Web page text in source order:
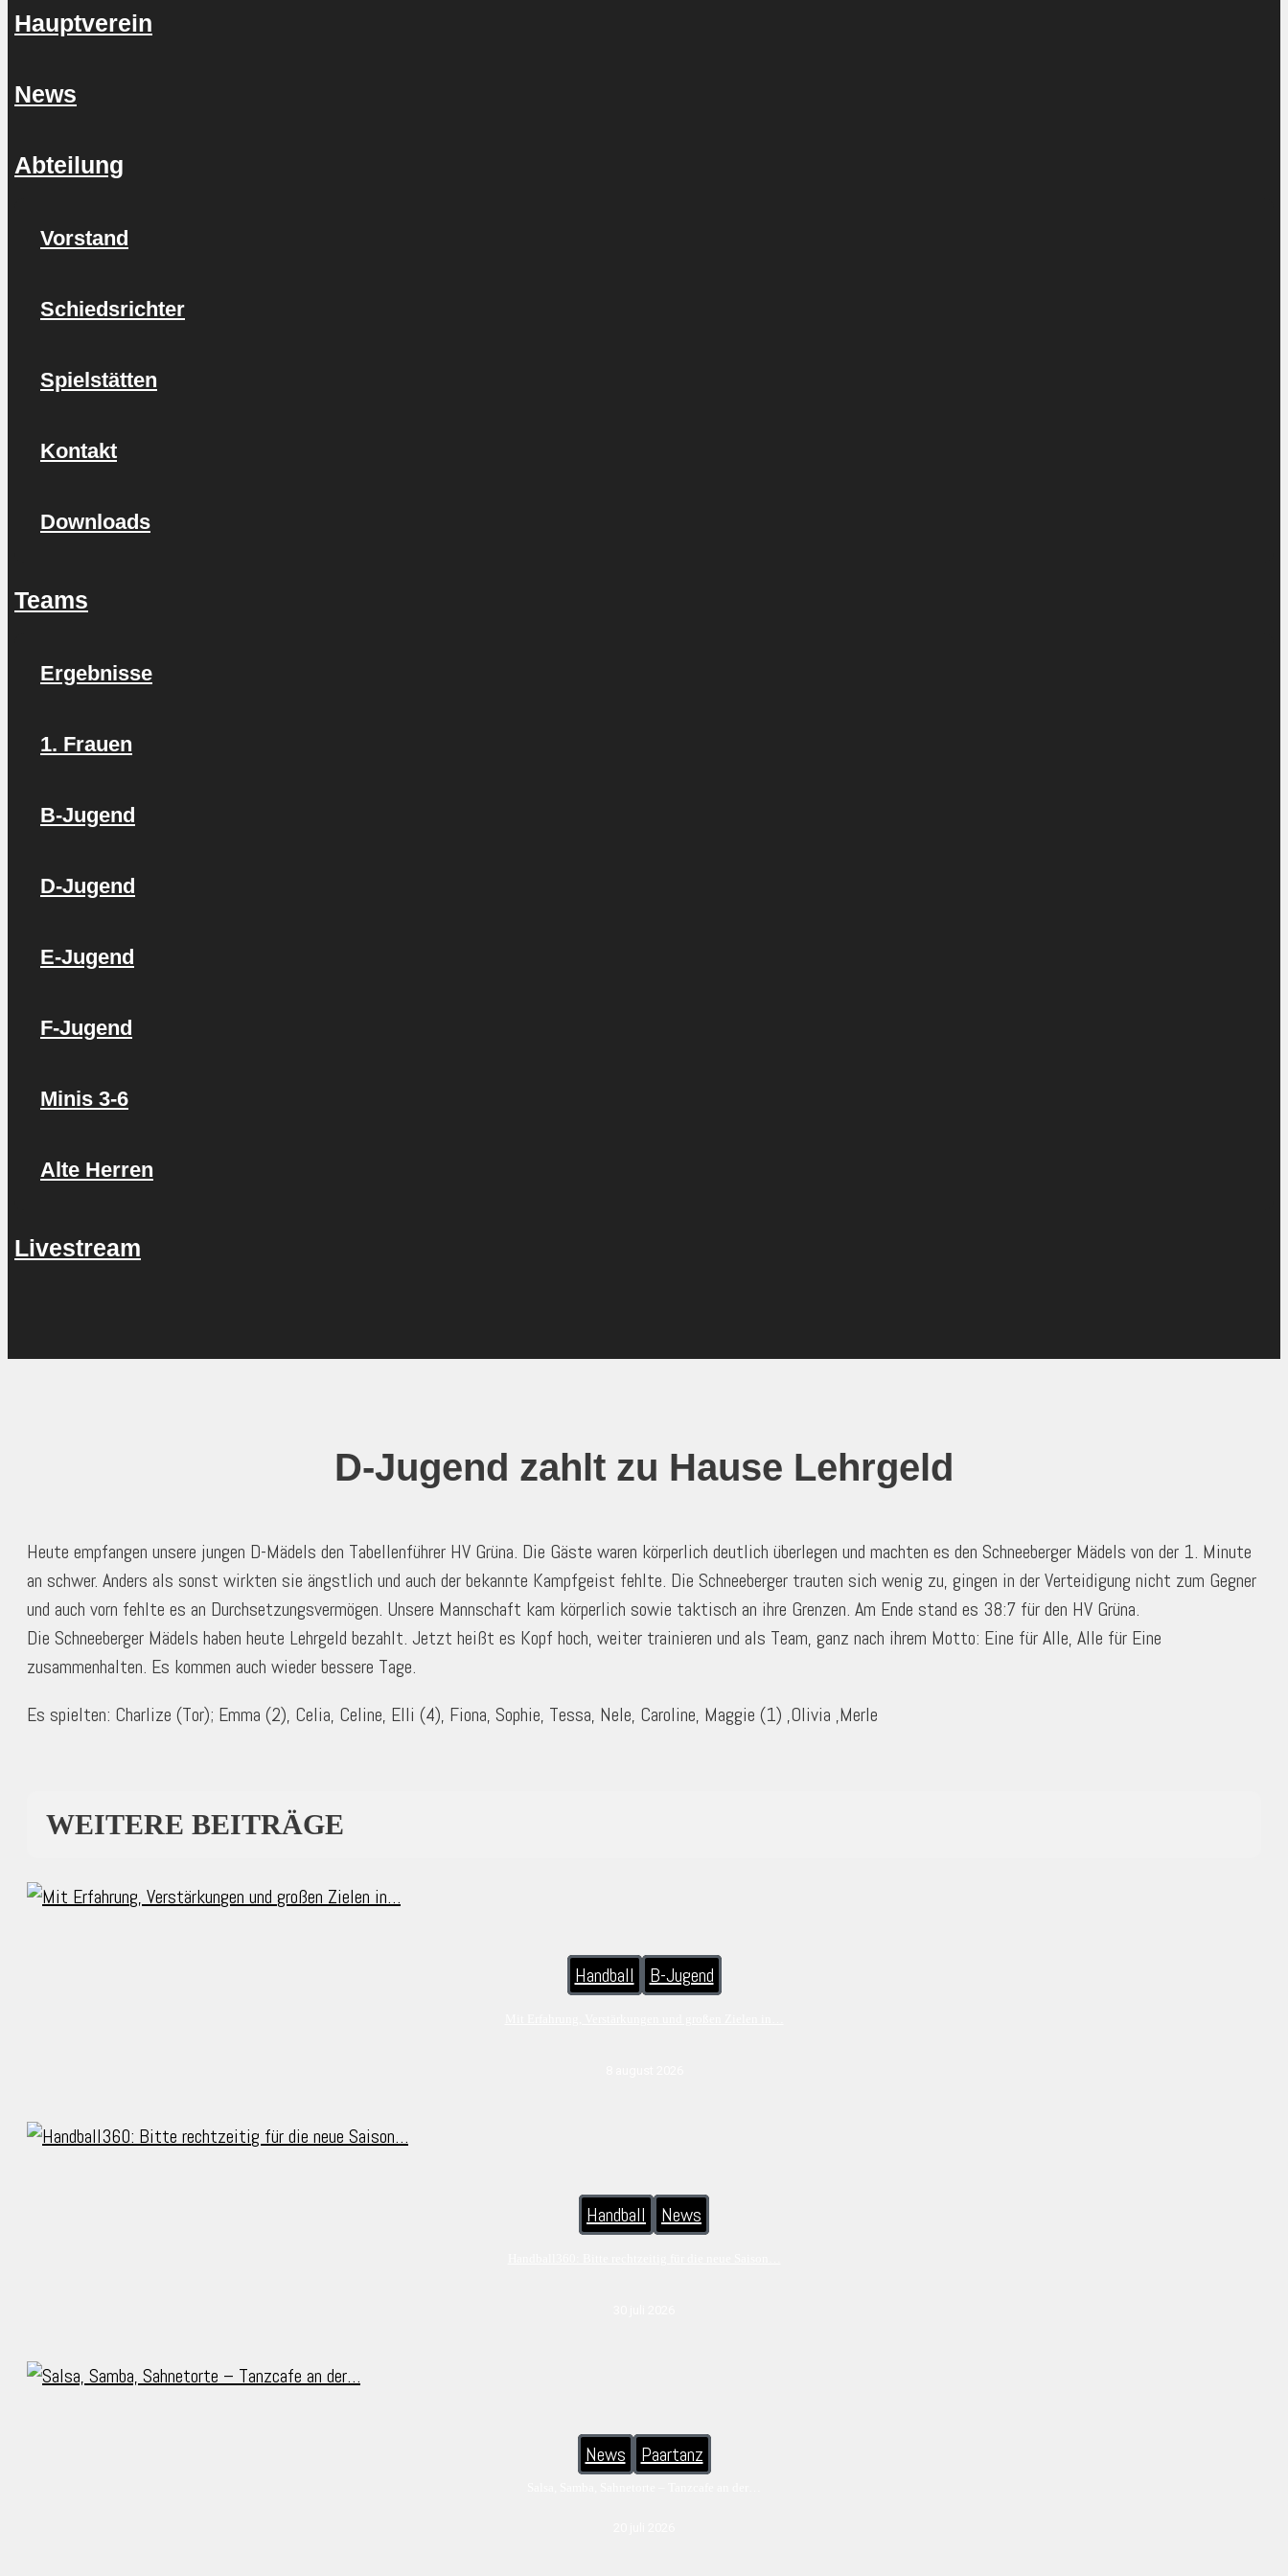
Hauptverein
News
Abteilung
Vorstand
Schiedsrichter
Spielstätten
Kontakt
Downloads
Teams
Ergebnisse
1. Frauen
B-Jugend
D-Jugend
E-Jugend
F-Jugend
Minis 3-6
Alte Herren
Livestream
D-Jugend zahlt zu Hause Lehrgeld
Heute empfangen unsere jungen D-Mädels den Tabellenführer HV Grüna. Die Gäste waren körperlich deutlich überlegen und machten es den Schneeberger Mädels von der 1. Minute
an schwer. Anders als sonst wirkten sie ängstlich und auch der bekannte Kampfgeist fehlte. Die Schneeberger trauten sich wenig zu, gingen in der Verteidigung nicht zum Gegner
und auch vorn fehlte es an Durchsetzungsvermögen. Unsere Mannschaft kam körperlich sowie taktisch an ihre Grenzen. Am Ende stand es 38:7 für den HV Grüna.
Die Schneeberger Mädels haben heute Lehrgeld bezahlt. Jetzt heißt es Kopf hoch, weiter trainieren und als Team, ganz nach ihrem Motto: Eine für Alle, Alle für Eine
zusammenhalten. Es kommen auch wieder bessere Tage.
Es spielten: Charlize (Tor); Emma (2), Celia, Celine, Elli (4), Fiona, Sophie, Tessa, Nele, Caroline, Maggie (1) ,Olivia ,Merle
WEITERE BEITRÄGE
Handball B-Jugend
Handball News
News Paartanz